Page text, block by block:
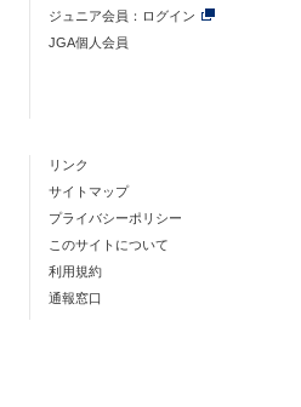
ジュニア会員：ログイン
JGA個人会員
リンク
サイトマップ
プライバシーポリシー
このサイトについて
利用規約
通報窓口